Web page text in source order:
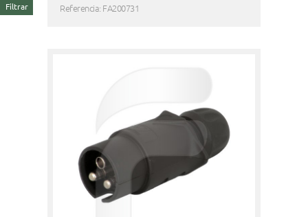
Referencia: FA200731
Filtrar